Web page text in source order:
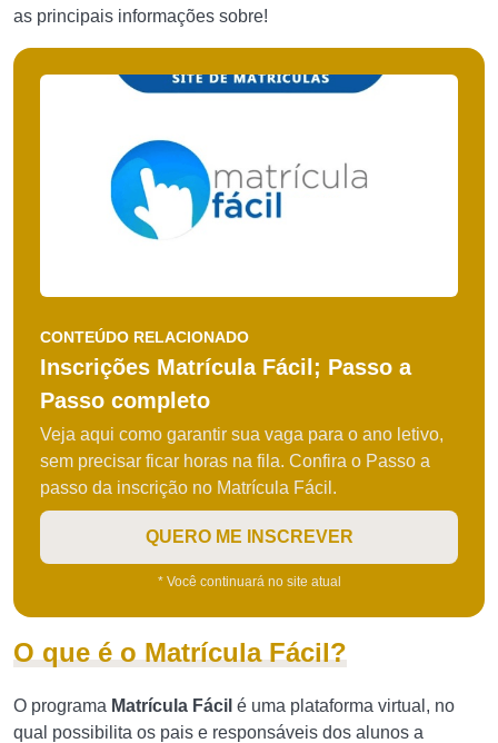
as principais informações sobre!
CONTEÚDO RELACIONADO
Inscrições Matrícula Fácil; Passo a
Passo completo
Veja aqui como garantir sua vaga para o ano letivo,
sem precisar ficar horas na fila. Confira o Passo a
passo da inscrição no Matrícula Fácil.
QUERO ME INSCREVER
* Você continuará no site atual
O que é o Matrícula Fácil?
O programa Matrícula Fácil é uma plataforma virtual, no
qual possibilita os pais e responsáveis dos alunos a